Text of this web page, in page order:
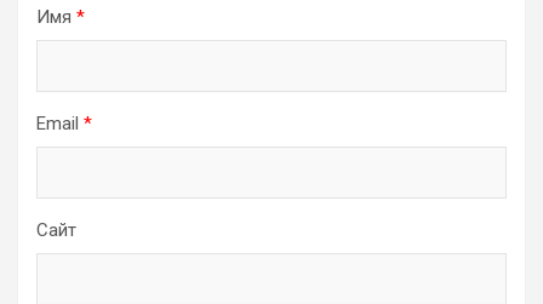
Имя *
Email *
Сайт